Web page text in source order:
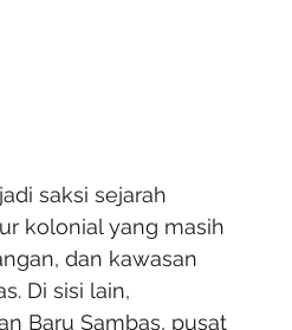
saksi sejarah
kolonial yang masih
dan kawasan
Di sisi lain,
Baru Sambas, pusat